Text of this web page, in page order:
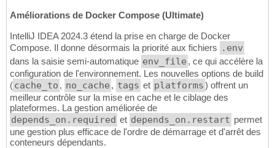
Améliorations de Docker Compose (Ultimate)
IntelliJ IDEA 2024.3 étend la prise en charge de Docker
Compose. Il donne désormais la priorité aux fichiers .env
dans la saisie semi-automatique env_file , ce qui accélère la
configuration de l'environnement. Les nouvelles options de build
(cache_to , no_cache , tags et platforms) offrent un
meilleur contrôle sur la mise en cache et le ciblage des
plateformes. La gestion améliorée de
depends_on.required et depends_on.restart permet
une gestion plus efficace de l'ordre de démarrage et d'arrêt des
conteneurs dépendants.